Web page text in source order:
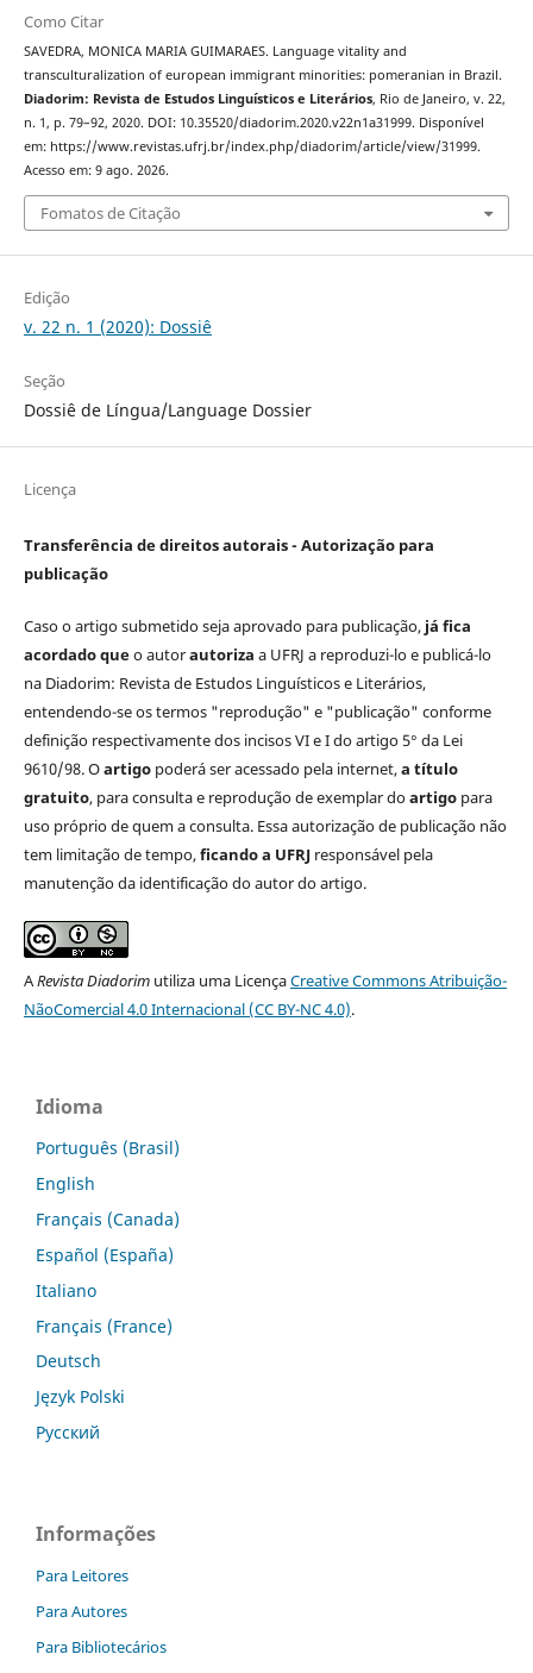
Como Citar
SAVEDRA, MONICA MARIA GUIMARAES. Language vitality and
transculturalization of european immigrant minorities: pomeranian in Brazil.
Diadorim: Revista de Estudos Linguísticos e Literários, Rio de Janeiro, v. 22,
n. 1, p. 79–92, 2020. DOI: 10.35520/diadorim.2020.v22n1a31999. Disponível
em: https://www.revistas.ufrj.br/index.php/diadorim/article/view/31999.
Acesso em: 9 ago. 2026.
Fomatos de Citação
Edição
v. 22 n. 1 (2020): Dossiê
Seção
Dossiê de Língua/Language Dossier
Licença
Transferência de direitos autorais - Autorização para
publicação
Caso o artigo submetido seja aprovado para publicação, já fica
acordado queo autorautoriza a UFRJ a reproduzi-lo e publicá-lo
na Diadorim: Revista de Estudos Linguísticos e Literários,
entendendo-se os termos "reprodução" e "publicação" conforme
definição respectivamente dos incisos VI e I do artigo 5° da Lei
9610/98. Oartigopoderá ser acessado pela internet,a título
gratuito, para consulta e reprodução de exemplar doartigopara
uso próprio de quem a consulta. Essa autorização de publicação não
tem limitação de tempo,ficando a UFRJresponsável pela
manutenção da identificação do autor do artigo.
ARevista Diadorimutiliza uma LicençaCreative Commons Atribuição-
NãoComercial 4.0 Internacional (CC BY-NC 4.0).
Idioma
Português (Brasil)
English
Français (Canada)
Español (España)
Italiano
Français (France)
Deutsch
Język Polski
Русский
Informações
Para Leitores
Para Autores
Para Bibliotecários